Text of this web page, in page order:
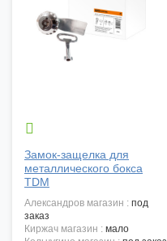

Замок-защелка для
металлического бокса
TDM
александров магазин : под
заказ
киржач магазин : мало